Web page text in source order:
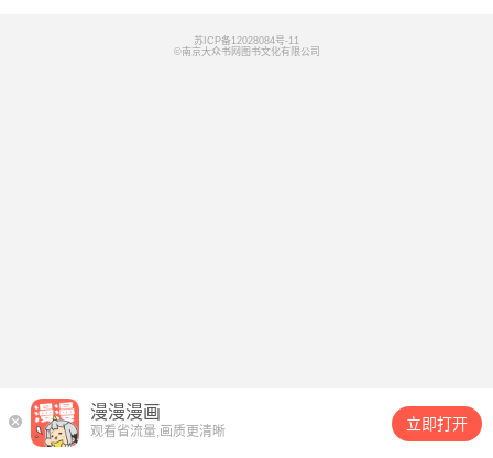
苏ICP备12028084号-11
©南京大众书网图书文化有限公司
漫漫漫画
观看省流量,画质更清晰 立即打开